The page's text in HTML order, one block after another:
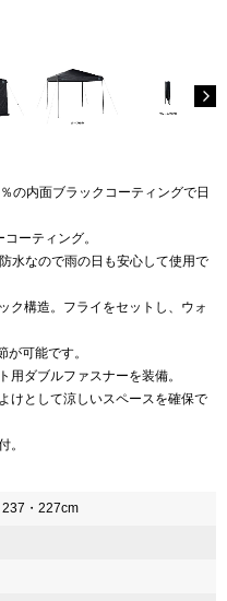
の内面ブラックコーティングで日
ーティング。
水なので雨の日も安心して使用で
ク構造。フライをセットし、ウォ
可能です。
用ダブルファスナーを装備。
けとして涼しいスペースを確保で
。
・227cm